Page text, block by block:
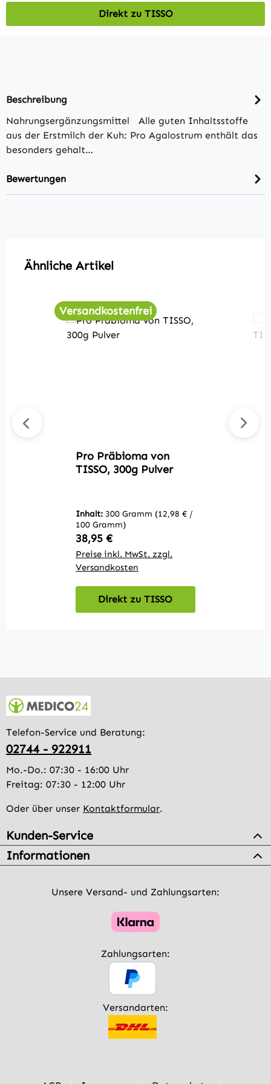
Direkt zu TISSO
Beschreibung
Nahrungsergänzungsmittel Alle guten Inhaltsstoffe
aus der Erstmilch der Kuh: Pro Agalostrum enthält das
besonders gehalt…
Bewertungen
Produktgalerie überspringen
Ähnliche Artikel
Versandkostenfrei
Pro Präbioma von
TISSO, 300g Pulver
Inhalt: 300 Gramm (12,98 € /
100 Gramm)
Regulärer Preis:
38,95 €
Preise inkl. MwSt. zzgl.
Versandkosten
Direkt zu TISSO
Telefon-Service und Beratung:
02744 - 922911
Mo.-Do.: 07:30 - 16:00 Uhr
Freitag: 07:30 - 12:00 Uhr
Oder über unser Kontaktformular.
Kunden-Service
Informationen
Unsere Versand- und Zahlungsarten:
Zahlungsarten:
Versandarten: